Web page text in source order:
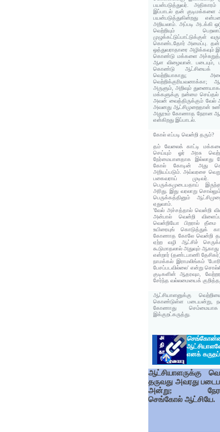
பயன்படுத்துவர்.
இப்பாடல் தன் குடிமக்களை
பயன்படுத்துகின்றது
அறியலாம். அப்படி அடக்கி
வெற்றியும்
முழுக்கட்டுப்பாட்டுக்குள்
கொண்டதோர் அமைப்பு. தன்
ஒத்துவராதாரை
கொண்டு மக்களை
ஆள விழைவான். படையும்,
கொண்டு ஆட்சியைக்
வெற்றியாகாது;
அருளும், அறிவும்
மக்களுக்கு நன்மை செய்தல்
அவன் வைத்திருக்கும் வேல்
அவனது ஆட்சிமுறைதான்
அதூஉம் கோணாத நேரான
என்கிறது இப்பாடல்.
கோல் எப்படி வென்றி தரும்?
தம் வேலைக் காட்டி மக்களை
செய்யும் ஓர் அரசு
நேர்மையானதாக இல்லாது
கோல் கோடின் அது
அறியப்படும். அவ்வரசை
பகைவராய்
பெருக்கமுடையதாய்
அரிது. இது வரலாறு
பெருக்கத்தினும்
ஏதுவாம்.
'வேல் அச்சத்தால் வென்றி
அன்பால் வென்றி
வென்றியோ பிறரால் தீமை
உயிரையுங் கொடுத்துக்
கோணாத கோலே வென்றி
ஏற்ற வழி ஆட்சிச்
கூடுமாதலால் அதுவும்
என்றார் (தண்டபாணி
நாமக்கல் இராமலிங்கம்
பேசப்படவில்லை' என்று
குடிகளின் ஆதரவும,
சேர்ந்த வல்லமையைக்
ஆட்சியாளனுக்கு
கொண்டுள்ள படையன்று,
கோணாது
இக்குறட்கருத்து.
எனக்
ஆட்சியாளருக்கு
தருவது அவரது
அன்று;
செங்கோல் ஆட்சியே.